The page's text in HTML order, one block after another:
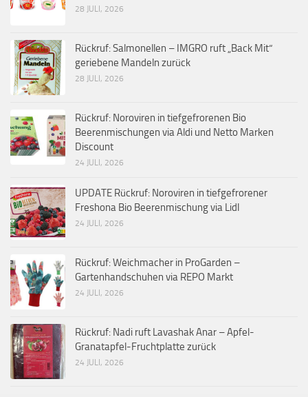
28 JULI, 2026
Rückruf: Salmonellen – IMGRO ruft „Back Mit“
geriebene Mandeln zurück
28 JULI, 2026
Rückruf: Noroviren in tiefgefrorenen Bio
Beerenmischungen via Aldi und Netto Marken
Discount
24 JULI, 2026
UPDATE Rückruf: Noroviren in tiefgefrorener
Freshona Bio Beerenmischung via Lidl
24 JULI, 2026
Rückruf: Weichmacher in ProGarden –
Gartenhandschuhen via REPO Markt
24 JULI, 2026
Rückruf: Nadi ruft Lavashak Anar – Apfel-
Granatapfel-Fruchtplatte zurück
24 JULI, 2026